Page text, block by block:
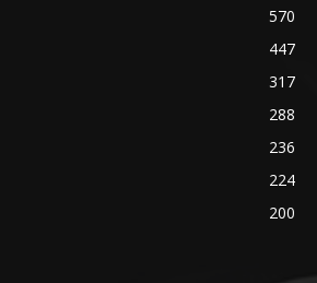
570
447
317
288
236
224
200